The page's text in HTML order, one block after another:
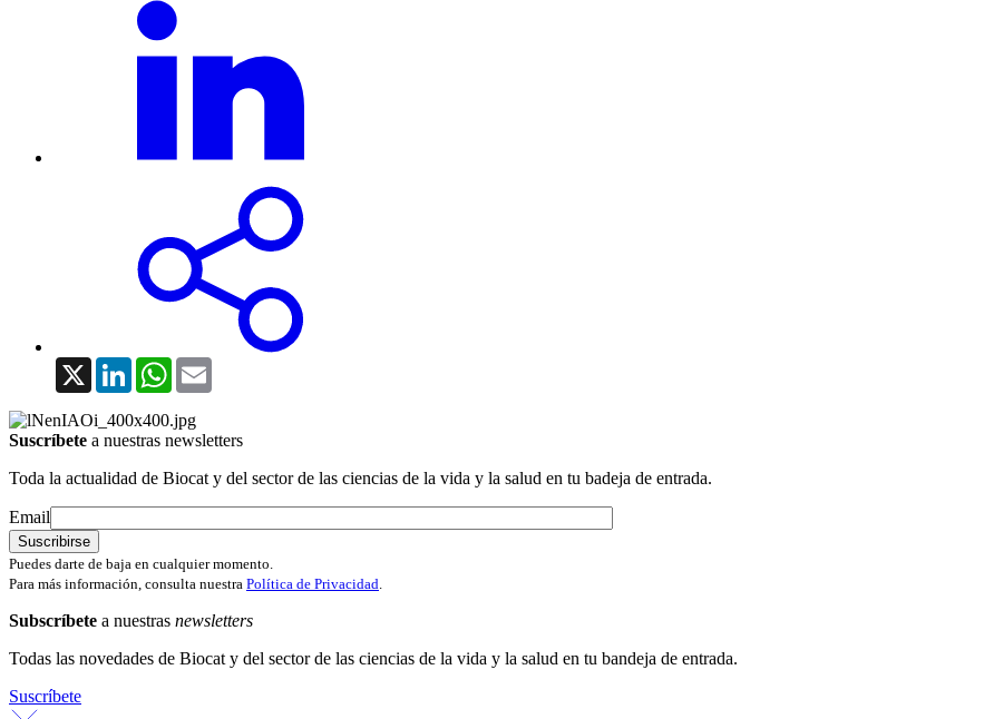
X LinkedInWhatsApp
Suscríbete a nuestras newsletters
Toda la actualidad de Biocat y del sector de las ciencias de la vida y la salud en tu badeja de entrada.
Email
Puedes darte de baja en cualquier momento.
Para más información, consulta nuestra Política de Privacidad.
Subscríbete a nuestras newsletters
Todas las novedades de Biocat y del sector de las ciencias de la vida y la salud en tu bandeja de entrada.
Suscríbete